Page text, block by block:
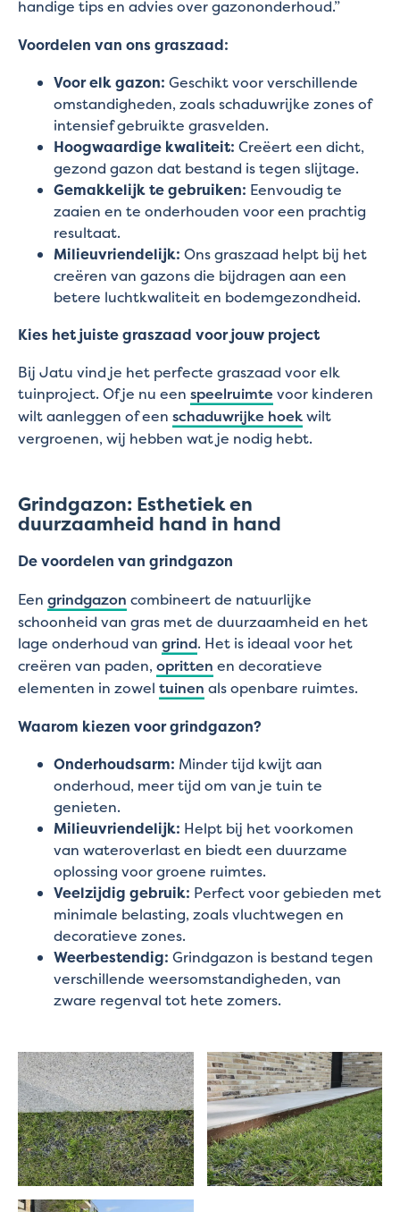
handige tips en advies over gazononderhoud.”
Voordelen van ons graszaad:
Voor elk gazon: Geschikt voor verschillende
omstandigheden, zoals schaduwrijke zones of
intensief gebruikte grasvelden.
Hoogwaardige kwaliteit: Creëert een dicht,
gezond gazon dat bestand is tegen slijtage.
Gemakkelijk te gebruiken: Eenvoudig te
zaaien en te onderhouden voor een prachtig
resultaat.
Milieuvriendelijk: Ons graszaad helpt bij het
creëren van gazons die bijdragen aan een
betere luchtkwaliteit en bodemgezondheid.
Kies het juiste graszaad voor jouw project
Bij Jatu vind je het perfecte graszaad voor elk
tuinproject. Of je nu een speelruimte voor kinderen
wilt aanleggen of een schaduwrijke hoekwilt
vergroenen, wij hebben wat je nodig hebt.
Grindgazon: Esthetiek en
duurzaamheid hand in hand
De voordelen van grindgazon
Een grindgazon combineert de natuurlijke
schoonheid van gras met de duurzaamheid en het
lage onderhoud van grind. Het is ideaal voor het
creëren van paden, opritten en decoratieve
elementen in zowel tuinen als openbare ruimtes.
Waarom kiezen voor grindgazon?
Onderhoudsarm: Minder tijd kwijt aan
onderhoud, meer tijd om van je tuin te
genieten.
Milieuvriendelijk: Helpt bij het voorkomen
van wateroverlast en biedt een duurzame
oplossing voor groene ruimtes.
Veelzijdig gebruik: Perfect voor gebieden met
minimale belasting, zoals vluchtwegen en
decoratieve zones.
Weerbestendig: Grindgazon is bestand tegen
verschillende weersomstandigheden, van
zware regenval tot hete zomers.